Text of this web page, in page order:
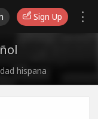
Sign Up
hispana